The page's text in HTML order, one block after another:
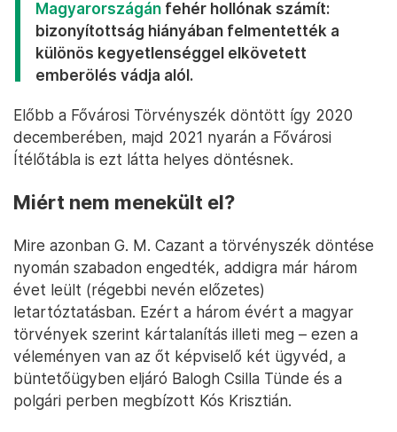
Magyarországán fehér hollónak számít:
bizonyítottság hiányában felmentették a
különös kegyetlenséggel elkövetett
emberölés vádja alól.
Előbb a Fővárosi Törvényszék döntött így 2020
decemberében, majd 2021 nyarán a Fővárosi
Ítélőtábla is ezt látta helyes döntésnek.
Miért nem menekült el?
Mire azonban G. M. Cazant a törvényszék döntése
nyomán szabadon engedték, addigra már három
évet leült (régebbi nevén előzetes)
letartóztatásban. Ezért a három évért a magyar
törvények szerint kártalanítás illeti meg – ezen a
véleményen van az őt képviselő két ügyvéd, a
büntetőügyben eljáró Balogh Csilla Tünde és a
polgári perben megbízott Kós Krisztián.